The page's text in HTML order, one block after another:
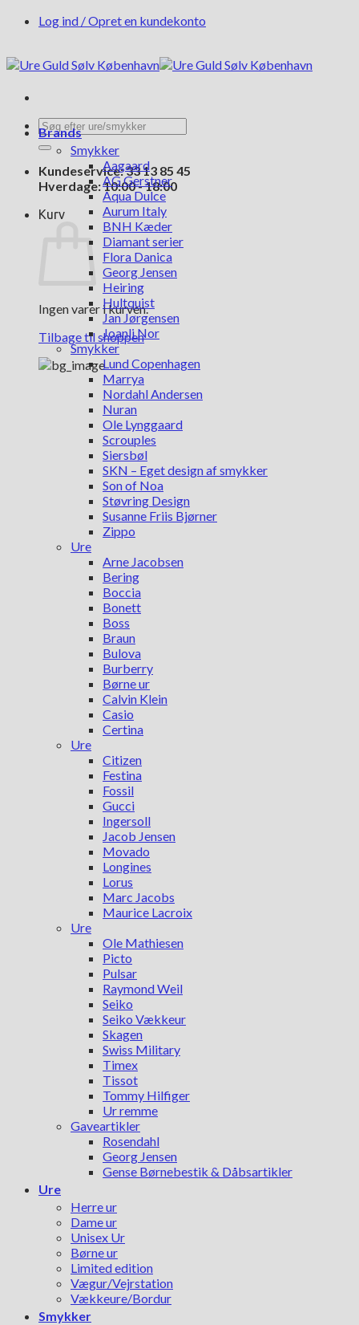
FortsætLog ind / Opret en kundekonto
Søg
efter:
Kundeservice: 33 13 85 45
Hverdage: 10:00 - 18:00
Kurv
Ingen varer i kurven.
Tilbage til shoppen
Brands
Smykker
Aagaard
AG Gerstner
Aqua Dulce
Aurum Italy
BNH Kæder
Diamant serier
Flora Danica
Georg Jensen
Heiring
Hultquist
Jan Jørgensen
Joanli Nor
Smykker
Lund Copenhagen
Marrya
Nordahl Andersen
Nuran
Ole Lynggaard
Scrouples
Siersbøl
SKN – Eget design af smykker
Son of Noa
Støvring Design
Susanne Friis Bjørner
Zippo
Ure
Arne Jacobsen
Bering
Boccia
Bonett
Boss
Braun
Bulova
Burberry
Børne ur
Calvin Klein
Casio
Certina
Ure
Citizen
Festina
Fossil
Gucci
Ingersoll
Jacob Jensen
Movado
Longines
Lorus
Marc Jacobs
Maurice Lacroix
Ure
Ole Mathiesen
Picto
Pulsar
Raymond Weil
Seiko
Seiko Vækkeur
Skagen
Swiss Military
Timex
Tissot
Tommy Hilfiger
Ur remme
Gaveartikler
Rosendahl
Georg Jensen
Gense Børnebestik & Dåbsartikler
Ure
Herre ur
Dame ur
Unisex Ur
Børne ur
Limited edition
Vægur/Vejrstation
Vækkeure/Bordur
Smykker